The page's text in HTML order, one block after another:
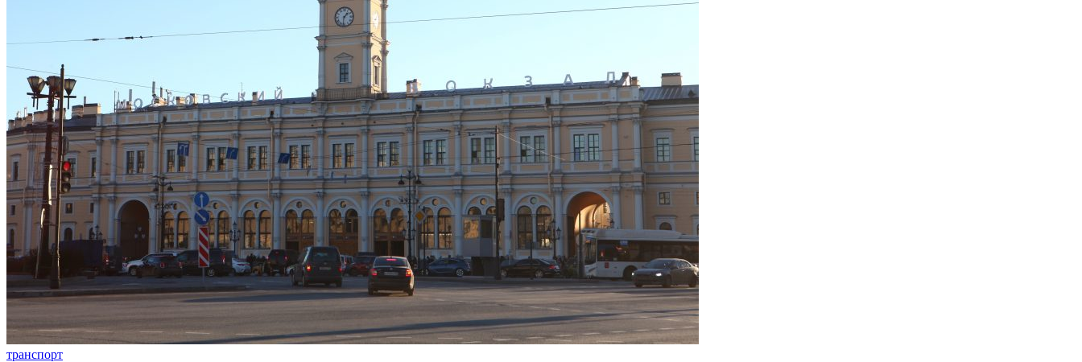
транспорт